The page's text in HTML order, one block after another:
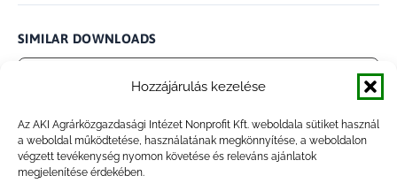
Hozzájárulás kezelése
Az AKI Agrárközgazdasági Intézet Nonprofit Kft. weboldala sütiket használ
a weboldal működtetése, használatának megkönnyítése, a weboldalon
végzett tevékenység nyomon követése és releváns ajánlatok
megjelenítése érdekében.
SIMILAR DOWNLOADS
No related download found!